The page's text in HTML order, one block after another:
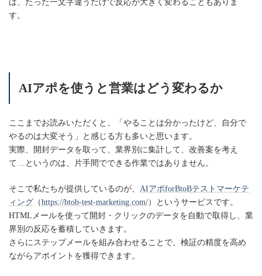
は、たった一文字違うだけで反応が大きく変わることもありま
す。
AIアポを使うと営業はどう変わるか
ここまでお読みいただくと、「やることは分かったけど、自分で
やるのは大変そう」と感じる方も多いと思います。
実際、開封データを取って、業界別に集計して、改善案を考え
て…というのは、片手間でできる作業ではありません。
そこで私たちが提供しているのが、 AIアポforBtoBテストマーケテ
ィング （https://btob-test-marketing.com/）というサービスです。
HTMLメールを使って開封・クリックのデータを自動で取得し、業
界別の反応を蓄積していきます。
さらにステップメールを組み合わせることで、検証の精度を高め
ながらアポイントを獲得できます。